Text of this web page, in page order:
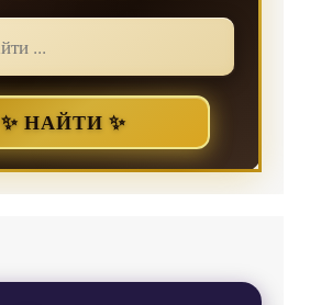
✨ НАЙТИ ✨